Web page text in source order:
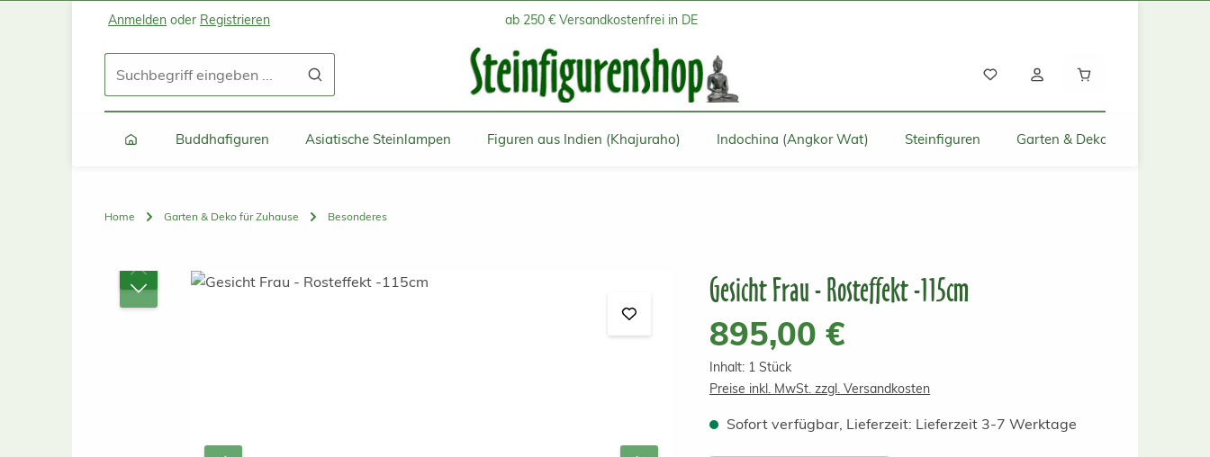
Zum Hauptinhalt springen
Zur Suche springen
Zur Hauptnavigation springen
Anmelden oder Registrieren ab 250 € Versandkostenfrei in DE
Buddhafiguren Asiatische Steinlampen Figuren aus Indien (Khajuraho) Indochina (Angkor Wat) Steinfiguren Garten & Deko für Zuhause
Home Garten & Deko für Zuhause Besonderes
Bildergalerie überspringen Gesicht Frau - Rosteffekt -115cm
Regulärer Preis:
895,00 €
Inhalt: 1 Stück
Preise inkl. MwSt. zzgl. Versandkosten
Sofort verfügbar, Lieferzeit: Lieferzeit 3-7 Werktage